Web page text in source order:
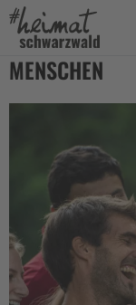
Es befinden
Jetzt einkaufen
MENSCHEN